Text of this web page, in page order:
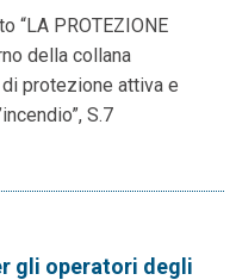
“LA PROTEZIONE
della collana
protezione attiva e
S.7
gli operatori degli